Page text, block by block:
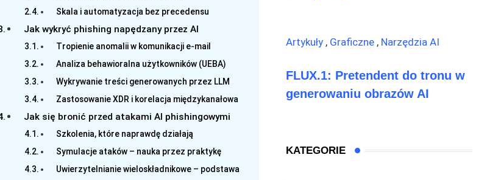
Skala i automatyzacja bez precedensu
Jak wykryć phishing napędzany przez AI
Tropienie anomalii w komunikacji e-mail
Analiza behawioralna użytkowników (UEBA)
Wykrywanie treści generowanych przez LLM
Zastosowanie XDR i korelacja międzykanałowa
Jak się bronić przed atakami AI phishingowymi
Szkolenia, które naprawdę działają
Symulacje ataków – nauka przez praktykę
Uwierzytelnianie wieloskładnikowe – podstawa
Artykuły , Graficzne , Narzędzia AI
FLUX.1: Pretendent do tronu w
generowaniu obrazów AI
KATEGORIE